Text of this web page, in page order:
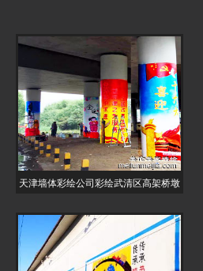
天津墙体彩绘公司彩绘武清区高架桥墩